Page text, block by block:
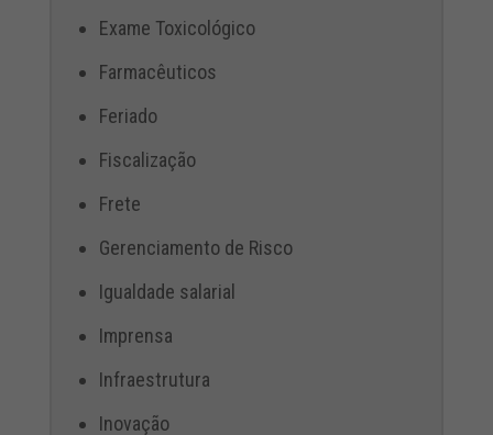
Exame Toxicológico
Farmacêuticos
Feriado
Fiscalização
Frete
Gerenciamento de Risco
Igualdade salarial
Imprensa
Infraestrutura
Inovação